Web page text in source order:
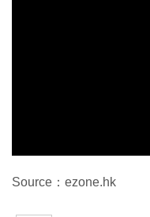
Source：ezone.hk